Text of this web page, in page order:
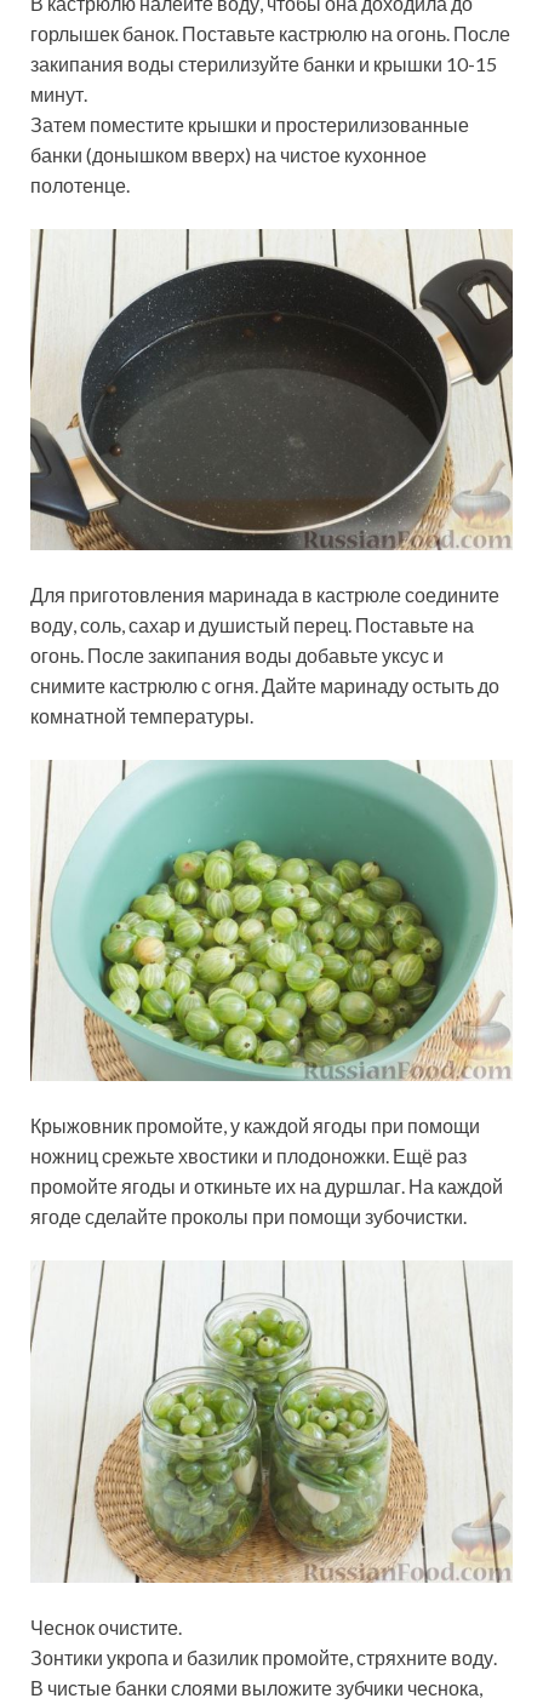
горлышек банок. Поставьте кастрюлю на огонь. После
закипания воды стерилизуйте банки и крышки 10-15
минут.
Затем поместите крышки и простерилизованные
банки (донышком вверх) на чистое кухонное
полотенце.
Для приготовления маринада в кастрюле соедините
воду, соль, сахар и душистый перец. Поставьте на
огонь. После закипания воды добавьте уксус и
снимите кастрюлю с огня. Дайте маринаду остыть до
комнатной температуры.
Крыжовник промойте, у каждой ягоды при помощи
ножниц срежьте хвостики и плодоножки. Ещё раз
промойте ягоды и откиньте их на дуршлаг. На каждой
ягоде сделайте проколы при помощи зубочистки.
Чеснок очистите.
Зонтики укропа и базилик промойте, стряхните воду.
В чистые банки слоями выложите зубчики чеснока,